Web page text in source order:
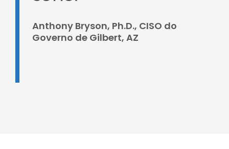
Anthony Bryson, Ph.D., CISO do
Governo de Gilbert, AZ